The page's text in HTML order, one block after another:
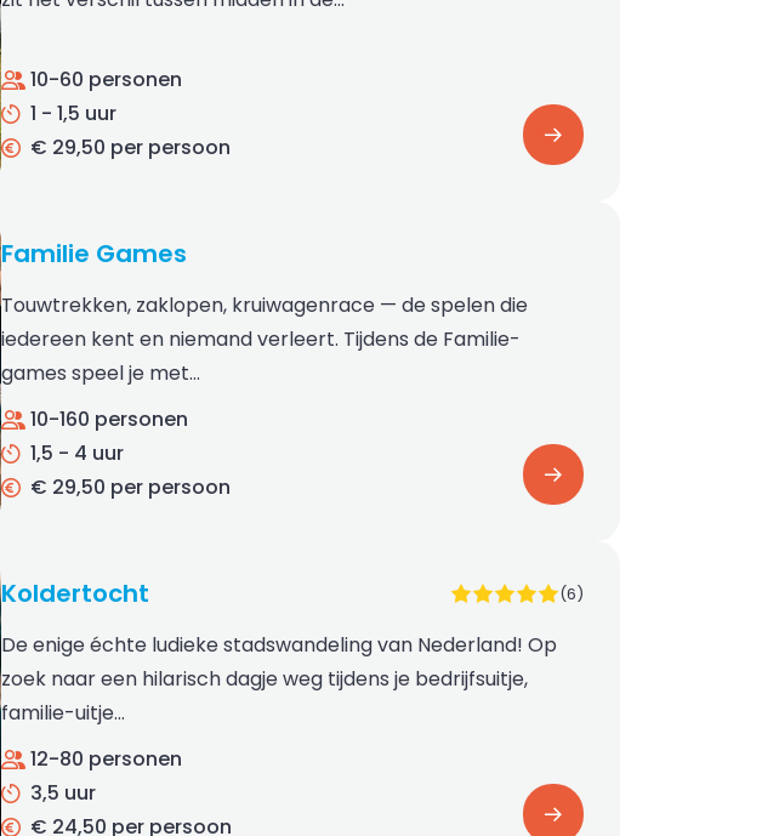
10-60 personen
1 - 1,5 uur
€ 29,50 per persoon
Familie Games
Touwtrekken, zaklopen, kruiwagenrace — de spelen die
iedereen kent en niemand verleert. Tijdens de Familie-
games speel je met…
10-160 personen
1,5 - 4 uur
€ 29,50 per persoon
Koldertocht (6)
De enige échte ludieke stadswandeling van Nederland! Op
zoek naar een hilarisch dagje weg tijdens je bedrijfsuitje,
familie-uitje…
12-80 personen
3,5 uur
€ 24,50 per persoon